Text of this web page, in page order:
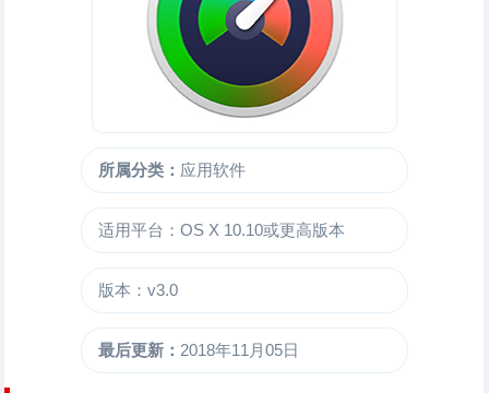
所属分类： 应用软件
适用平台：OS X 10.10或更高版本
版本：v3.0
最后更新： 2018年11月05日